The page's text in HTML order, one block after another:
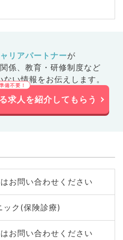
リアパートナーが
係、 教育・研修制度など
い情報をお伝えします。
求人を紹介してもらう
お問い合わせください
ック(保険診療)
お問い合わせください